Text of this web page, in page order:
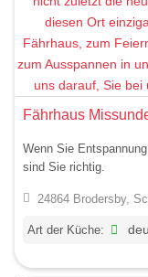
Fährhaus
Wenn Sie
sind Sie richtig.
24864 Brodersby,
Art der Küche: